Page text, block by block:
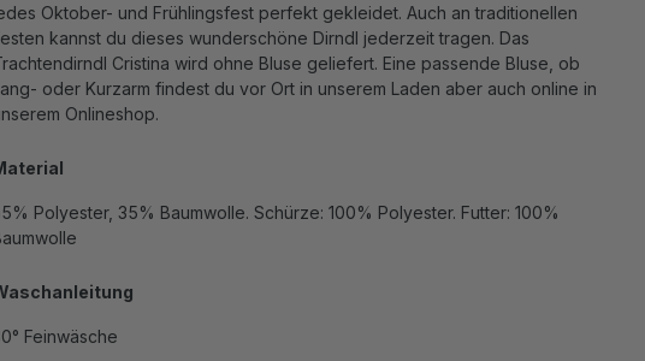
Oktober- und Frühlingsfest perfekt gekleidet. Auch an traditionellen
kannst du dieses wunderschöne Dirndl jederzeit tragen. Das
Cristina wird ohne Bluse geliefert. Eine passende Bluse, ob
oder Kurzarm findest du vor Ort in unserem Laden aber auch online in
Onlineshop.
Polyester, 35% Baumwolle. Schürze: 100% Polyester. Futter: 100%
Feinwäsche